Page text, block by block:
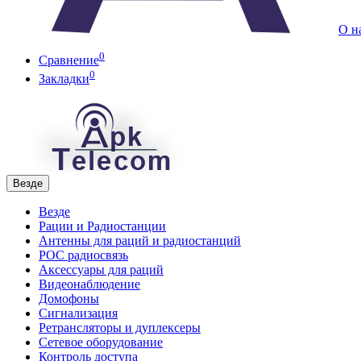
О
Сравнение0
Закладки0
Везде
Везде
Рации и Радиостанции
Антенны для раций и радиостанций
POC радиосвязь
Аксессуары для раций
Видеонаблюдение
Домофоны
Сигнализация
Ретрансляторы и дуплексеры
Сетевое оборудование
Контроль доступа